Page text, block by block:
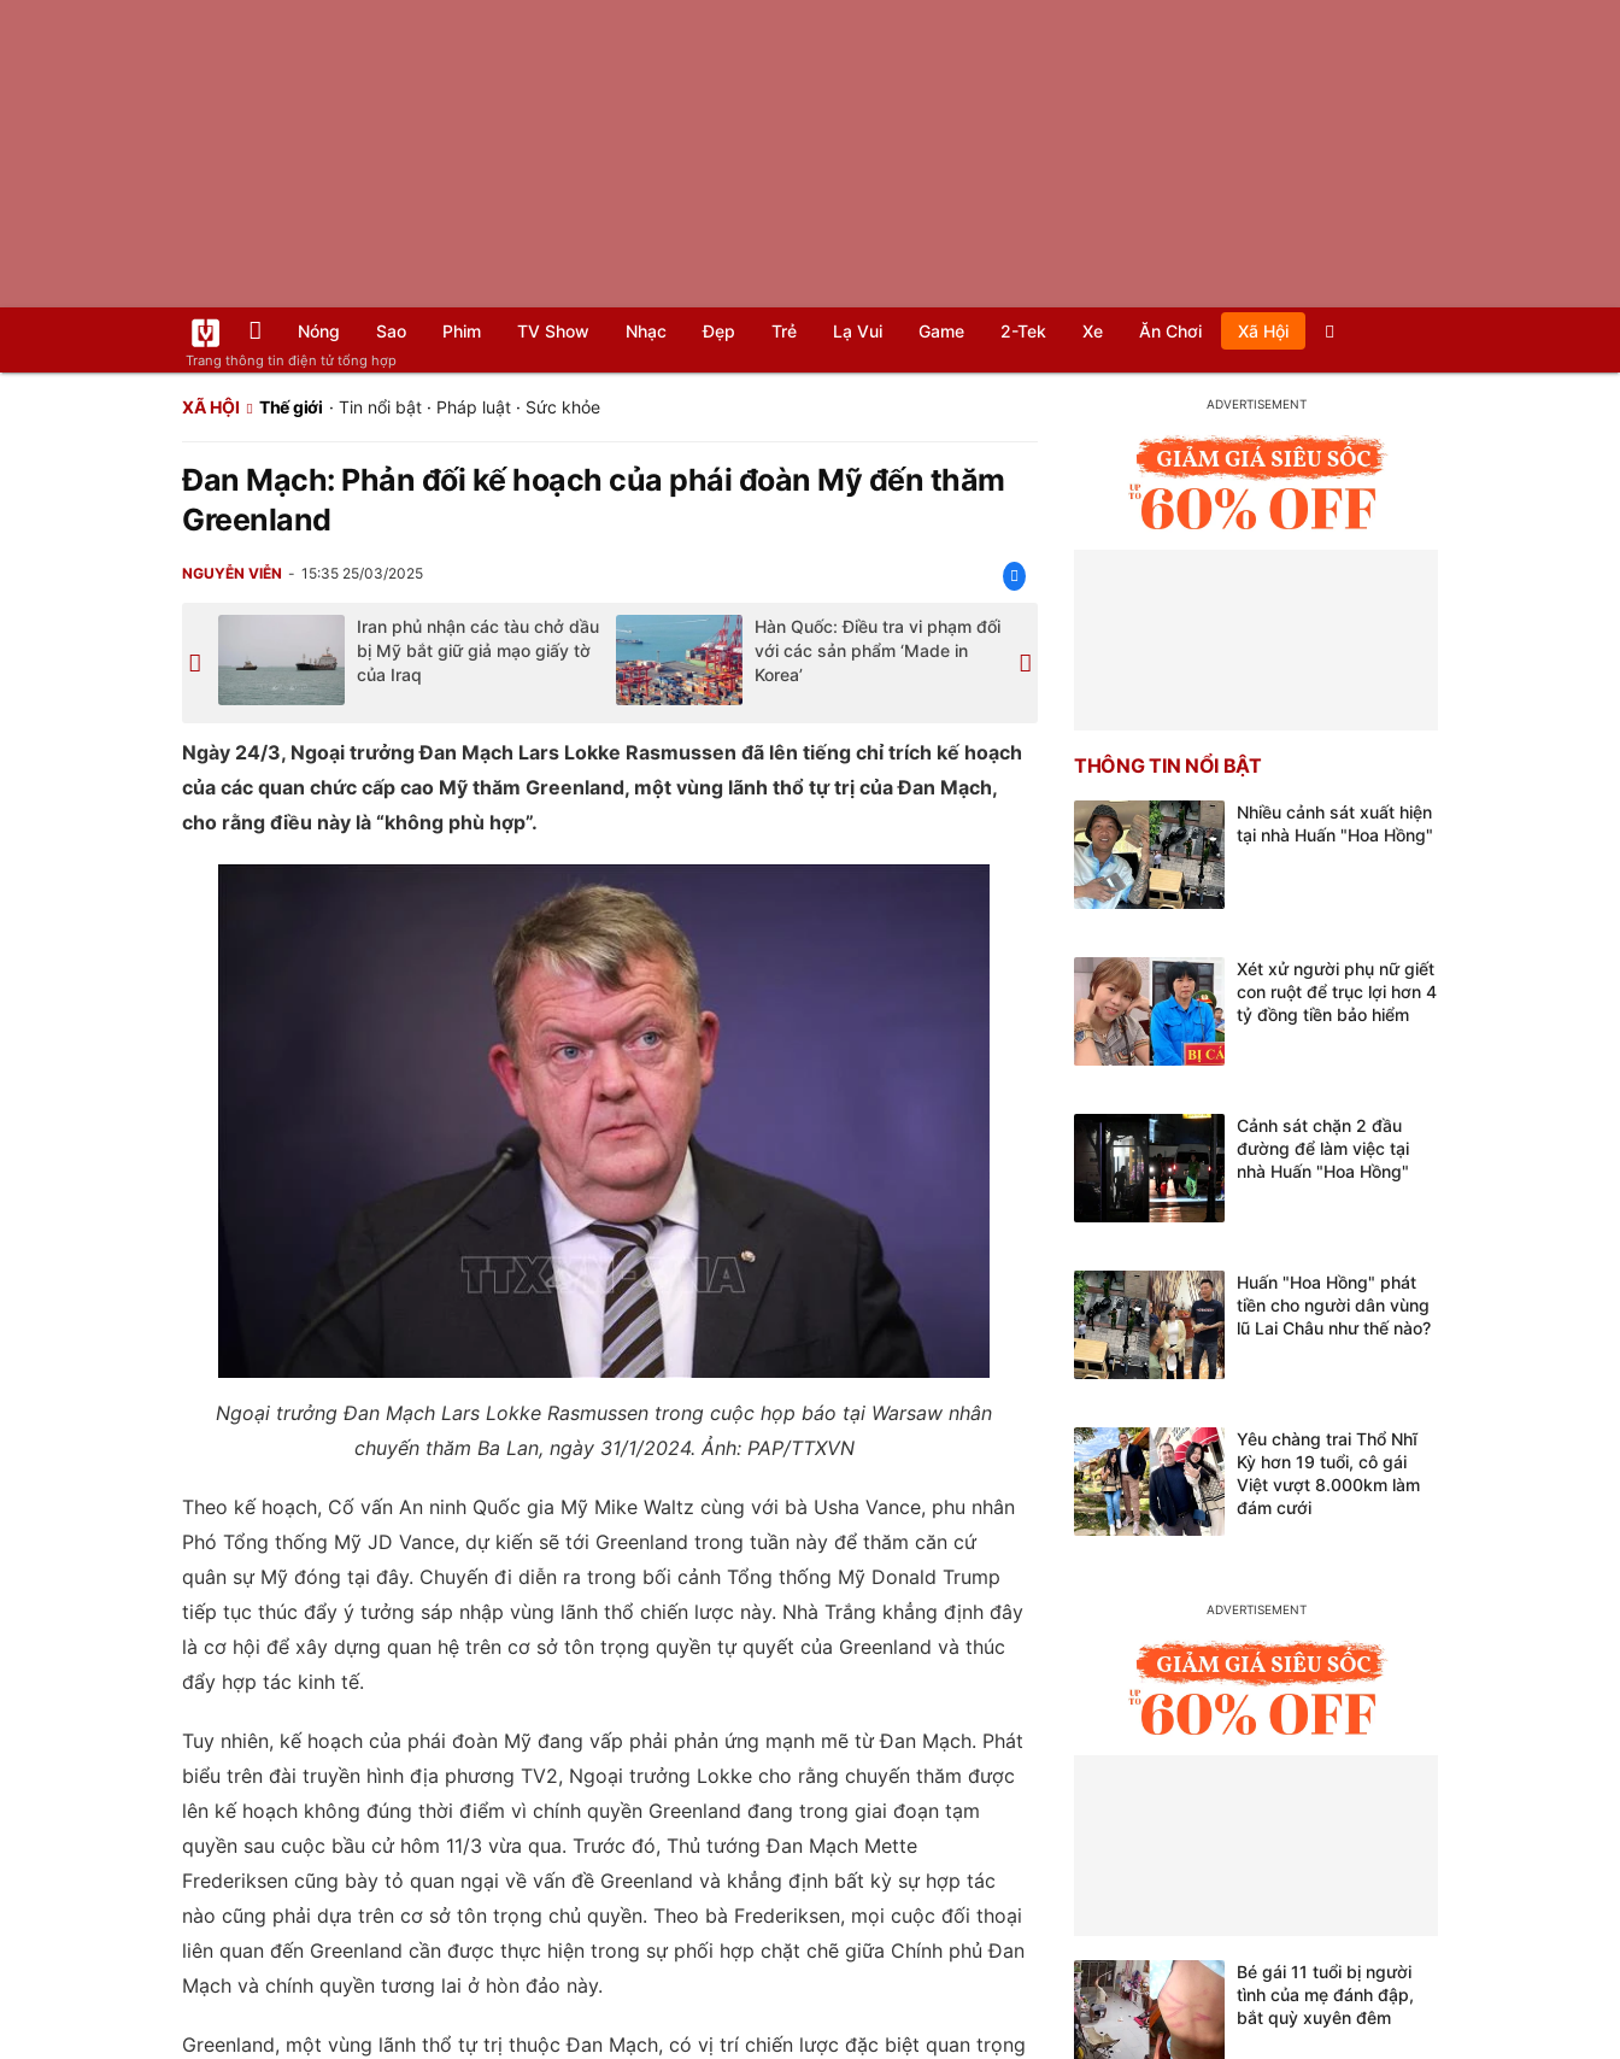
Trang thông tin điện tử tổng hợp
Nóng Sao Phim TV Show Nhạc Đẹp Trẻ Lạ Vui Game 2-Tek Xe Ăn Chơi Xã Hội
XÃ HỘI Thế giới · Tin nổi bật· Pháp luật· Sức khỏe
Đan Mạch: Phản đối kế hoạch của phái đoàn Mỹ đến thăm
Greenland
NGUYỄN VIỄN 15:35 25/03/2025
Iran phủ nhận các tàu chở dầu
bị Mỹ bắt giữ giả mạo giấy tờ
của Iraq
Hàn Quốc: Điều tra vi phạm đối
với các sản phẩm ‘Made in
Korea’
Ngày 24/3, Ngoại trưởng Đan Mạch Lars Lokke Rasmussen đã lên tiếng chỉ trích kế hoạch
của các quan chức cấp cao Mỹ thăm Greenland, một vùng lãnh thổ tự trị của Đan Mạch,
cho rằng điều này là “không phù hợp”.
Ngoại trưởng Đan Mạch Lars Lokke Rasmussen trong cuộc họp báo tại Warsaw nhân
chuyến thăm Ba Lan, ngày 31/1/2024. Ảnh: PAP/TTXVN
Theo kế hoạch, Cố vấn An ninh Quốc gia Mỹ Mike Waltz cùng với bà Usha Vance, phu nhân
Phó Tổng thống Mỹ JD Vance, dự kiến sẽ tới Greenland trong tuần này để thăm căn cứ
quân sự Mỹ đóng tại đây. Chuyến đi diễn ra trong bối cảnh Tổng thống Mỹ Donald Trump
tiếp tục thúc đẩy ý tưởng sáp nhập vùng lãnh thổ chiến lược này. Nhà Trắng khẳng định đây
là cơ hội để xây dựng quan hệ trên cơ sở tôn trọng quyền tự quyết của Greenland và thúc
đẩy hợp tác kinh tế.
Tuy nhiên, kế hoạch của phái đoàn Mỹ đang vấp phải phản ứng mạnh mẽ từ Đan Mạch. Phát
biểu trên đài truyền hình địa phương TV2, Ngoại trưởng Lokke cho rằng chuyến thăm được
lên kế hoạch không đúng thời điểm vì chính quyền Greenland đang trong giai đoạn tạm
quyền sau cuộc bầu cử hôm 11/3 vừa qua. Trước đó, Thủ tướng Đan Mạch Mette
Frederiksen cũng bày tỏ quan ngại về vấn đề Greenland và khẳng định bất kỳ sự hợp tác
nào cũng phải dựa trên cơ sở tôn trọng chủ quyền. Theo bà Frederiksen, mọi cuộc đối thoại
liên quan đến Greenland cần được thực hiện trong sự phối hợp chặt chẽ giữa Chính phủ Đan
Mạch và chính quyền tương lai ở hòn đảo này.
Greenland, một vùng lãnh thổ tự trị thuộc Đan Mạch, có vị trí chiến lược đặc biệt quan trọng
THÔNG TIN NỔI BẬT
Nhiều cảnh sát xuất hiện
tại nhà Huấn "Hoa Hồng"
Xét xử người phụ nữ giết
con ruột để trục lợi hơn 4
tỷ đồng tiền bảo hiểm
Cảnh sát chặn 2 đầu
đường để làm việc tại
nhà Huấn "Hoa Hồng"
Huấn "Hoa Hồng" phát
tiền cho người dân vùng
lũ Lai Châu như thế nào?
Yêu chàng trai Thổ Nhĩ
Kỳ hơn 19 tuổi, cô gái
Việt vượt 8.000km làm
đám cưới
Bé gái 11 tuổi bị người
tình của mẹ đánh đập,
bắt quỳ xuyên đêm